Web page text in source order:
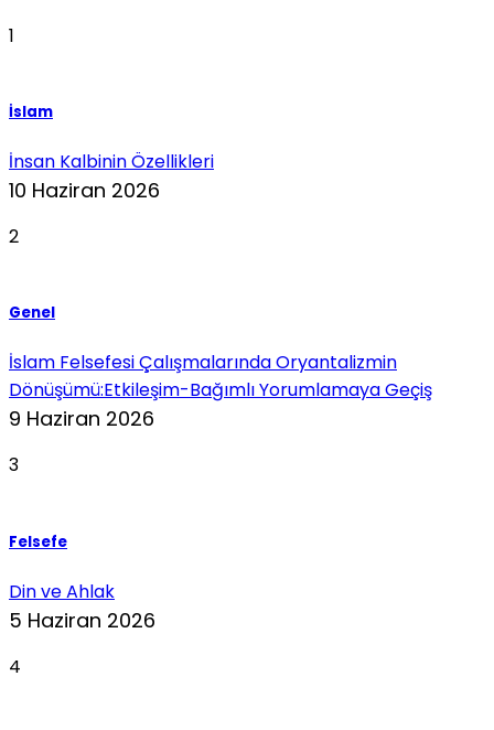
1
İslam
İnsan Kalbinin Özellikleri
10 Haziran 2026
2
Genel
İslam Felsefesi Çalışmalarında Oryantalizmin
Dönüşümü:Etkileşim-Bağımlı Yorumlamaya Geçiş
9 Haziran 2026
3
Felsefe
Din ve Ahlak
5 Haziran 2026
4